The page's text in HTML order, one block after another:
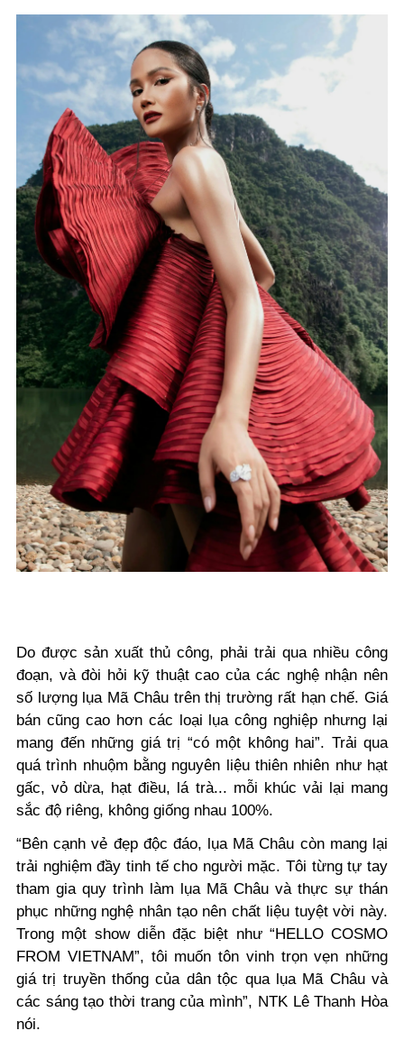
Do được sản xuất thủ công, phải trải qua nhiều công
đoạn, và đòi hỏi kỹ thuật cao của các nghệ nhận nên
số lượng lụa Mã Châu trên thị trường rất hạn chế. Giá
bán cũng cao hơn các loại lụa công nghiệp nhưng lại
mang đến những giá trị “có một không hai”. Trải qua
quá trình nhuộm bằng nguyên liệu thiên nhiên như hạt
gấc, vỏ dừa, hạt điều, lá trà... mỗi khúc vải lại mang
sắc độ riêng, không giống nhau 100%.
“Bên cạnh vẻ đẹp độc đáo, lụa Mã Châu còn mang lại
trải nghiệm đầy tinh tế cho người mặc. Tôi từng tự tay
tham gia quy trình làm lụa Mã Châu và thực sự thán
phục những nghệ nhân tạo nên chất liệu tuyệt vời này.
Trong một show diễn đặc biệt như “HELLO COSMO
FROM VIETNAM”, tôi muốn tôn vinh trọn vẹn những
giá trị truyền thống của dân tộc qua lụa Mã Châu và
các sáng tạo thời trang của mình”, NTK Lê Thanh Hòa
nói.